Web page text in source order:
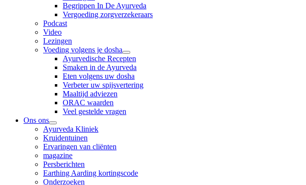
Begrippen In De Ayurveda
Vergoeding zorgverzekeraars
Podcast
Video
Lezingen
Voeding volgens je dosha
Ayurvedische Recepten
Smaken in de Ayurveda
Eten volgens uw dosha
Verbeter uw spijsvertering
Maaltijd adviezen
ORAC waarden
Veel gestelde vragen
Ons ons
Ayurveda Kliniek
Kruidentuinen
Ervaringen van cliënten
magazine
Persberichten
Earthing Aarding kortingscode
Onderzoeken